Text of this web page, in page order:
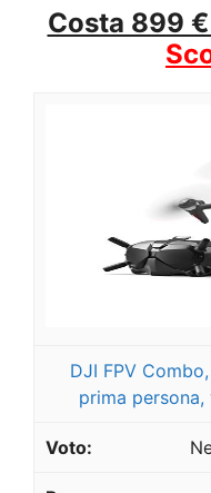
Costa 899
DJI FPV
prima persona,